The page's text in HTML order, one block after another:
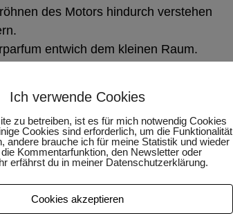
des Motors hindurch verstehen
entwich dem kleinen Raum.
über seine Glatze und sagte:
wir mal zusammen Pizza essen
blauem Kugelschreiber in einer
mir zwischen zwei Finger geklemmt
erstes Hupen ertönte an, dass ich
ab.
Ich verwende Cookies
zu betreiben, ist es für mich notwendig Cookies
Cookies sind erforderlich, um die Funktionalität
andere brauche ich für meine Statistik und wieder
Kommentarfunktion, den Newsletter oder
erfährst du in meiner Datenschutzerklärung.
Cookies akzeptieren